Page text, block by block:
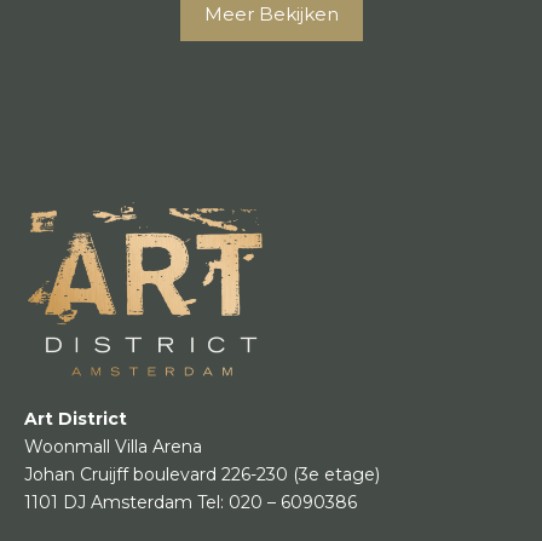
Meer Bekijken
Art District
Woonmall Villa Arena
Johan Cruijff boulevard 226-230 (3e etage)
1101 DJ Amsterdam Tel: 020 – 6090386